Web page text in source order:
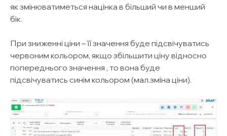
як змінюватиметься націнка в більший чи в менший
бік.
При зниженні ціни – її значення буде підсвічуватись
червоним кольором, якщо збільшити ціну відносно
попереднього значення , то вона буде
підсвічуватись синім кольором (мал.зміна ціни).